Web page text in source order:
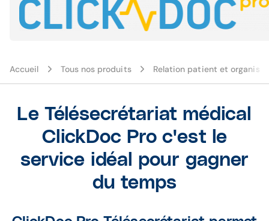
Accueil Tous nos produits Relation patient et
Le Télésecrétariat médical
ClickDoc Pro c'est le
service idéal pour gagner
du temps